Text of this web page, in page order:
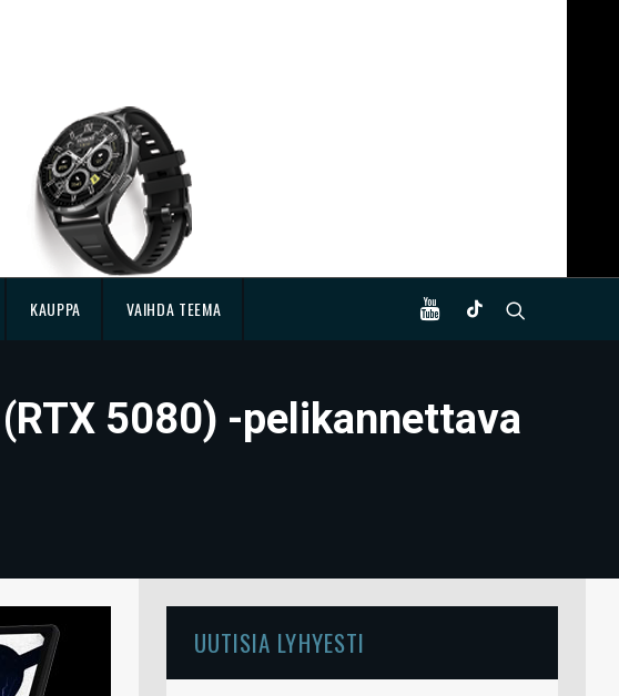
KAUPPA VAIHDA TEEMA
5080) -pelikannettava
UUTISIA LYHYESTI